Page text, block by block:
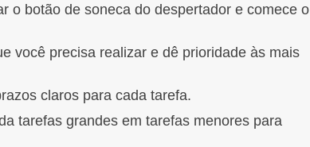
o botão de soneca do despertador e comece o
você precisa realizar e dê prioridade às mais
claros para cada tarefa.
tarefas grandes em tarefas menores para